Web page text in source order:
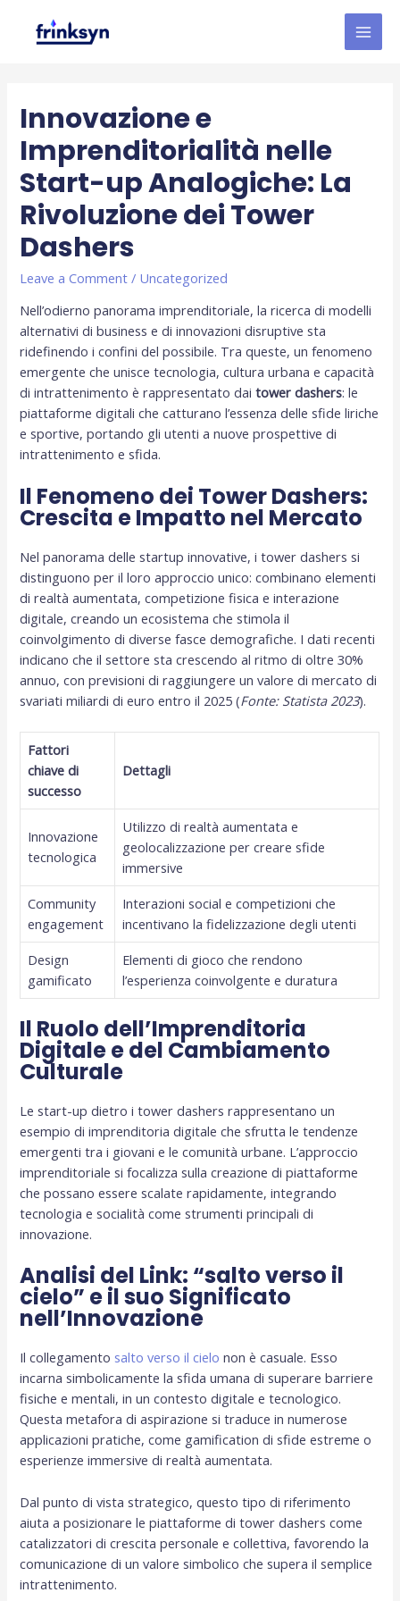
Innovazione e
Imprenditorialità nelle
Start-up Analogiche: La
Rivoluzione dei Tower
Dashers
Leave a Comment / Uncategorized
Nell’odierno panorama imprenditoriale, la ricerca di modelli
alternativi di business e di innovazioni disruptive sta
ridefinendo i confini del possibile. Tra queste, un fenomeno
emergente che unisce tecnologia, cultura urbana e capacità
di intrattenimento è rappresentato daitower dashers: le
piattaforme digitali che catturano l’essenza delle sfide liriche
e sportive, portando gli utenti a nuove prospettive di
intrattenimento e sfida.
Il Fenomeno dei Tower Dashers:
Crescita e Impatto nel Mercato
Nel panorama delle startup innovative, i tower dashers si
distinguono per il loro approccio unico: combinano elementi
di realtà aumentata, competizione fisica e interazione
digitale, creando un ecosistema che stimola il
coinvolgimento di diverse fasce demografiche. I dati recenti
indicano che il settore sta crescendo al ritmo di oltre 30%
annuo, con previsioni di raggiungere un valore di mercato di
svariati miliardi di euro entro il 2025 (Fonte: Statista 2023).
Fattori
chiave di
successo
Dettagli
Innovazione
tecnologica
Utilizzo di realtà aumentata e
geolocalizzazione per creare sfide
immersive
Community
engagement
Interazioni social e competizioni che
incentivano la fidelizzazione degli utenti
Design
gamificato
Elementi di gioco che rendono
l’esperienza coinvolgente e duratura
Il Ruolo dell’Imprenditoria
Digitale e del Cambiamento
Culturale
Le start-up dietro i tower dashers rappresentano un
esempio di imprenditoria digitale che sfrutta le tendenze
emergenti tra i giovani e le comunità urbane. L’approccio
imprenditoriale si focalizza sulla creazione di piattaforme
che possano essere scalate rapidamente, integrando
tecnologia e socialità come strumenti principali di
innovazione.
Analisi del Link: “salto verso il
cielo” e il suo Significato
nell’Innovazione
Il collegamento salto verso il cielo non è casuale. Esso
incarna simbolicamente la sfida umana di superare barriere
fisiche e mentali, in un contesto digitale e tecnologico.
Questa metafora di aspirazione si traduce in numerose
applicazioni pratiche, come gamification di sfide estreme o
esperienze immersive di realtà aumentata.
Dal punto di vista strategico, questo tipo di riferimento
aiuta a posizionare le piattaforme di tower dashers come
catalizzatori di crescita personale e collettiva, favorendo la
comunicazione di un valore simbolico che supera il semplice
intrattenimento.